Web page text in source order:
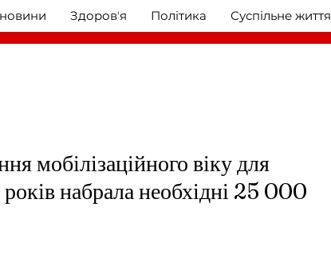
новини Здоровʼя Політика Суспільне життя
мобілізаційного віку для
набрала необхідні 25 000